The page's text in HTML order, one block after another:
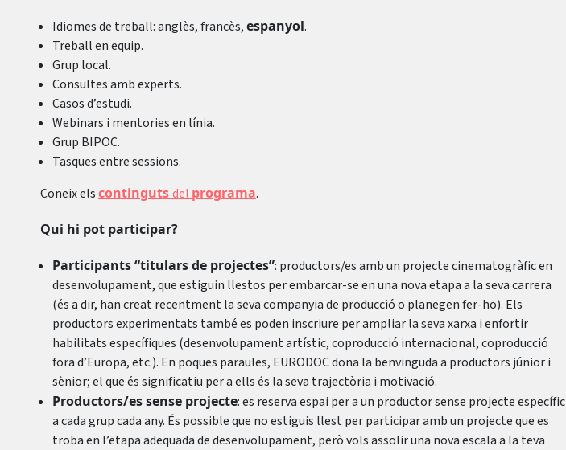
Idiomes de treball: anglès, francès,espanyol.
Treball en equip.
Grup local.
Consultes amb experts.
Casos d’estudi.
Webinars i mentories en línia.
Grup BIPOC.
Tasques entre sessions.
Coneix elscontingutsdel programa.
Qui hi pot participar?
Participants “titulars de projectes”: productors/es amb un projecte cinematogràfic en
desenvolupament, que estiguin llestos per embarcar-se en una nova etapa a la seva carrera
(és a dir, han creat recentment la seva companyia de producció o planegen fer-ho). Els
productors experimentats també es poden inscriure per ampliar la seva xarxa i enfortir
habilitats específiques (desenvolupament artístic, coproducció internacional, coproducció
fora d’Europa, etc.). En poques paraules, EURODOC dona la benvinguda a productors júnior i
sènior; el que és significatiu per a ells és la seva trajectòria i motivació.
Productors/es sense projecte: es reserva espai per a un productor sense projecte específic
a cada grup cada any. És possible que no estiguis llest per participar amb un projecte que es
troba en l’etapa adequada de desenvolupament, però vols assolir una nova escala a la teva